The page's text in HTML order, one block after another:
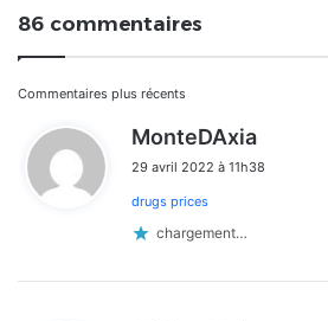
86 commentaires
Navigation
dans
les
commentaires
Commentaires plus récents
MonteDAxia
t
29 avril 2022 à 11h38
drugs prices
chargement…